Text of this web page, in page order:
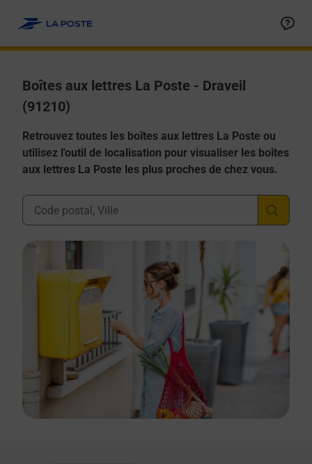
Boîtes aux lettres La Poste - Draveil
(91210)
Retrouvez toutes les boîtes aux lettres La Poste ou
utilisez l'outil de localisation pour visualiser les boîtes
aux lettres La Poste les plus proches de chez vous.
Ville, Département, Code Postal